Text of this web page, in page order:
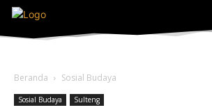
Beranda Sosial Budaya
Sosial Budaya Sulteng